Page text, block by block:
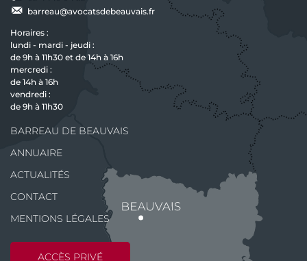
barreau@avocatsdebeauvais.fr
Horaires :
lundi - mardi - jeudi :
de 9h à 11h30 et de 14h à 16h
mercredi :
de 14h à 16h
vendredi :
de 9h à 11h30
BARREAU DE BEAUVAIS
ANNUAIRE
ACTUALITÉS
CONTACT
MENTIONS LÉGALES
ACCÈS PRIVÉ